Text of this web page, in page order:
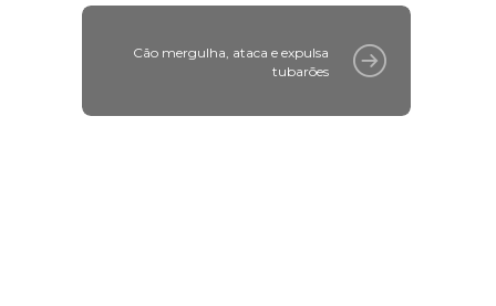
Cão mergulha, ataca e expulsa
tubarões